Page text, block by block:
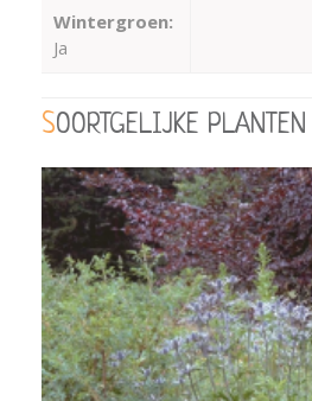
Wintergroen:
Ja
SOORTGELIJKE PLANTEN